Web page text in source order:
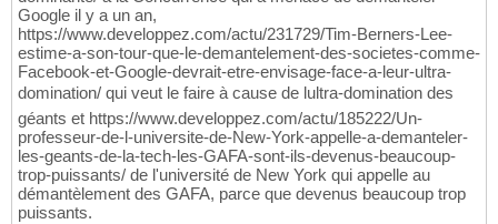
Google il y a un an,
https://www.developpez.com/actu/231729/Tim-Berners-Lee-
estime-a-son-tour-que-le-demantelement-des-societes-comme-
Facebook-et-Google-devrait-etre-envisage-face-a-leur-ultra-
domination/ qui veut le faire à cause de lultra-domination des
géants et https://www.developpez.com/actu/185222/Un-
professeur-de-l-universite-de-New-York-appelle-a-demanteler-
les-geants-de-la-tech-les-GAFA-sont-ils-devenus-beaucoup-
trop-puissants/ de l'université de New York qui appelle au
démantèlement des GAFA, parce que devenus beaucoup trop
puissants.